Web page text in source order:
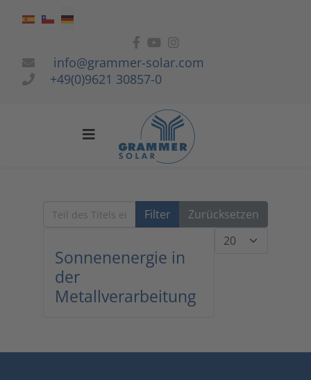
Sprache auswählen
info@grammer-solar.com
+49(0)9621 30857-0
Teil des Titels eingeben
Filter Zurücksetzen
Anzeige #
Sonnenenergie in
der
Metallverarbeitung